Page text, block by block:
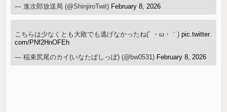
— 進次郎放送局 (@ShinjiroTwit) February 8, 2026
こちらは少なくとも大敗でも逃げなかったね(´ ・ω・｀)pic.twitter.
com/PNf2HnOFEh
— 稲束尻尾のカイ(いなたばしっぽ) (@bw0531) February 8, 2026